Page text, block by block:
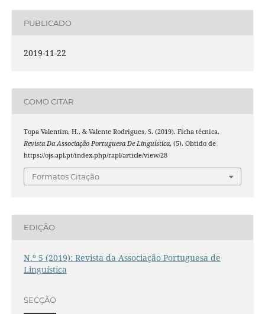
PUBLICADO
2019-11-22
COMO CITAR
Topa Valentim, H., & Valente Rodrigues, S. (2019). Ficha técnica.
Revista Da Associação Portuguesa De Linguística, (5). Obtido de
https://ojs.apl.pt/index.php/rapl/article/view/28
Formatos Citação
EDIÇÃO
N.º 5 (2019): Revista da Associação Portuguesa de
Linguística
SECÇÃO